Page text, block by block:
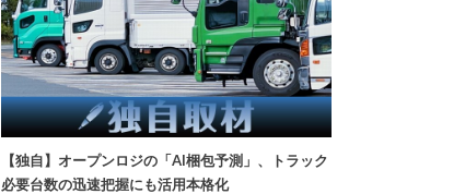
【独自】オープンロジの「AI梱包予測」、トラック
必要台数の迅速把握にも活用本格化